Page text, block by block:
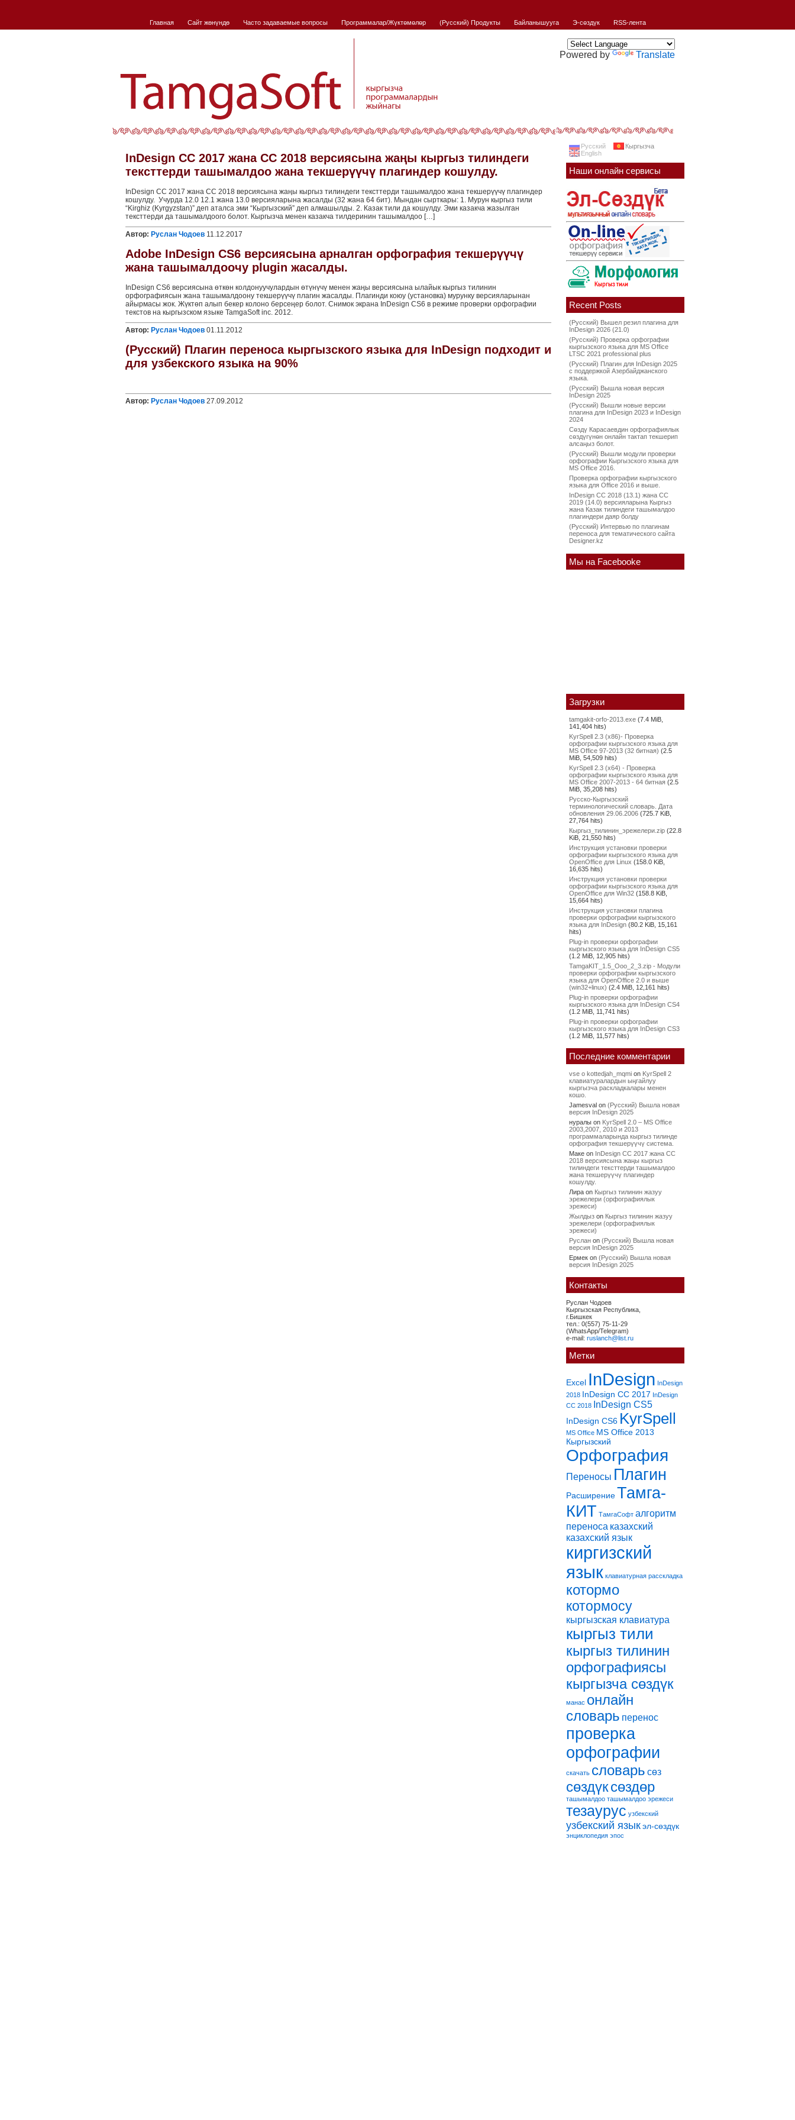
Главная Сайт жѳнүндѳ Часто задаваемые вопросы Программалар/Жүктөмөлөр (Русский) Продукты Байланышууга Э-сөздүк RSS-лента
Powered by Translate
InDesign CC 2017 жана CC 2018 версиясына жаңы кыргыз тилиндеги
тексттерди ташымалдоо жана текшерүүчү плагиндер кошулду.
InDesign CC 2017 жана CC 2018 версиясына жаңы кыргыз тилиндеги тексттерди ташымалдоо жана текшерүүчү плагиндер
кошулду. Учурда 12.0 12.1 жана 13.0 версияларына жасалды (32 жана 64 бит). Мындан сырткары: 1. Мурун кыргыз тили
“Kirghiz (Kyrgyzstan)” деп аталса эми “Кыргызский” деп алмашылды. 2. Казак тили да кошулду. Эми казакча жазылган
тексттерди да ташымалдоого болот. Кыргызча менен казакча тилдеринин ташымалдоо […]
Автор: Руслан Чодоев 11.12.2017
Adobe InDesign CS6 версиясына арналган орфография текшерүүчү
жана ташымалдоочу plugin жасалды.
InDesign CS6 версиясына өткөн колдонуучулардын өтүнүчү менен жаңы версиясына ылайык кыргыз тилинин
орфографиясын жана ташымалдоону текшерүүчү плагин жасалды. Плагинди коюу (установка) мурунку версияларынан
айырмасы жок. Жүктөп алып бекер колоно берсеңер болот. Снимок экрана InDesign CS6 в режиме проверки орфографии
текстов на кыргызском языке TamgaSoft inc. 2012.
Автор: Руслан Чодоев 01.11.2012
(Русский) Плагин переноса кыргызского языка для InDesign подходит и
для узбекского языка на 90%
Автор: Руслан Чодоев 27.09.2012
Русский
Кыргызча
English
Наши онлайн сервисы
Recent Posts
(Русский) Вышел резил плагина для
InDesign 2026 (21.0)
(Русский) Проверка орфографии
кыргызского языка для MS Office
LTSC 2021 professional plus
(Русский) Плагин для InDesign 2025
с поддержкой Азербайджанского
языка.
(Русский) Вышла новая версия
InDesign 2025
(Русский) Вышли новые версии
плагина для InDesign 2023 и InDesign
2024
Сөздү Карасаевдин орфографиялык
сөздүгүнөн онлайн тактап текшерип
алсаңыз болот.
(Русский) Вышли модули проверки
орфографии Кыргызского языка для
MS Office 2016.
Проверка орфографии кыргызского
языка для Office 2016 и выше.
InDesign CC 2018 (13.1) жана CC
2019 (14.0) версияларына Кыргыз
жана Казак тилиндеги ташымалдоо
плагиндери даяр болду
(Русский) Интервью по плагинам
переноса для тематического сайта
Designer.kz
Мы на Facebooke
Загрузки
tamgakit-orfo-2013.exe (7.4 MiB,
141,404 hits)
KyrSpell 2.3 (x86)- Проверка
орфографии кыргызского языка для
MS Office 97-2013 (32 битная) (2.5
MiB, 54,509 hits)
KyrSpell 2.3 (x64) - Проверка
орфографии кыргызского языка для
MS Office 2007-2013 - 64 битная (2.5
MiB, 35,208 hits)
Русско-Кыргызский
терминологический словарь. Дата
обновления 29.06.2006 (725.7 KiB,
27,764 hits)
Кыргыз_тилинин_эрежелери.zip (22.8
KiB, 21,550 hits)
Инструкция установки проверки
орфографии кыргызского языка для
OpenOffice для Linux (158.0 KiB,
16,635 hits)
Инструкция установки проверки
орфографии кыргызского языка для
OpenOffice для Win32 (158.8 KiB,
15,664 hits)
Инструкция установки плагина
проверки орфографии кыргызского
языка для InDesign (80.2 KiB, 15,161
hits)
Plug-in проверки орфографии
кыргызского языка для InDesign CS5
(1.2 MiB, 12,905 hits)
TamgaKIT_1.5_Ooo_2_3.zip - Модули
проверки орфографии кыргызского
языка для OpenOffice 2.0 и выше
(win32+linux) (2.4 MiB, 12,161 hits)
Plug-in проверки орфографии
кыргызского языка для InDesign CS4
(1.2 MiB, 11,741 hits)
Plug-in проверки орфографии
кыргызского языка для InDesign CS3
(1.2 MiB, 11,577 hits)
Последние комментарии
vse o kottedjah_mqmi on KyrSpell 2
клавиатуралардын ыңгайлуу
кыргызча раскладкалары менен
кошо.
Jamesval on (Русский) Вышла новая
версия InDesign 2025
нуралы on KyrSpell 2.0 – MS Office
2003,2007, 2010 и 2013
программаларында кыргыз тилинде
орфография текшерүүчү система.
Маке on InDesign CC 2017 жана CC
2018 версиясына жаңы кыргыз
тилиндеги тексттерди ташымалдоо
жана текшерүүчү плагиндер
кошулду.
Лира on Кыргыз тилинин жазуу
эрежелери (орфографиялык
эрежеси)
Жылдыз on Кыргыз тилинин жазуу
эрежелери (орфографиялык
эрежеси)
Руслан on (Русский) Вышла новая
версия InDesign 2025
Ермек on (Русский) Вышла новая
версия InDesign 2025
Контакты
Руслан Чодоев
Кыргызская Республика,
г.Бишкек
тел.: 0(557) 75-11-29
(WhatsApp/Telegram)
e-mail: ruslanch@list.ru
Метки
Excel InDesign InDesign
2018 InDesign CC 2017 InDesign
CC 2018 InDesign CS5
InDesign CS6 KyrSpell
MS Office MS Office 2013
Кыргызский
Орфография
Переносы Плагин
РасширениеТамга-
КИТ ТамгаСофт алгоритм
переноса казахский
казахский язык
киргизский
язык клавиатурная расскладка
котормо
котормосу
кыргызская клавиатура
кыргыз тили
кыргыз тилинин
орфографиясы
кыргызча сөздүк
манас онлайн
словарь перенос
проверка
орфографии
скачать словарь сөз
сөздүксөздөр
ташымалдоо ташымалдоо эрежеси
тезаурус узбекский
узбекский языкэл-сөздүк
энциклопедия эпос